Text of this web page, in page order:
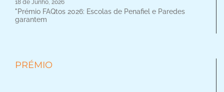
18 de Junho, 2026
"Prémio FAQtos 2026: Escolas de Penafiel e Paredes
garantem
PRÉMIO